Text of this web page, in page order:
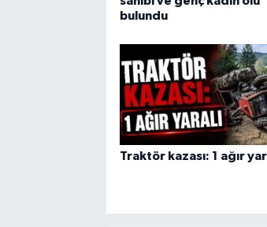
bulundu
Traktör kazası: 1 ağır